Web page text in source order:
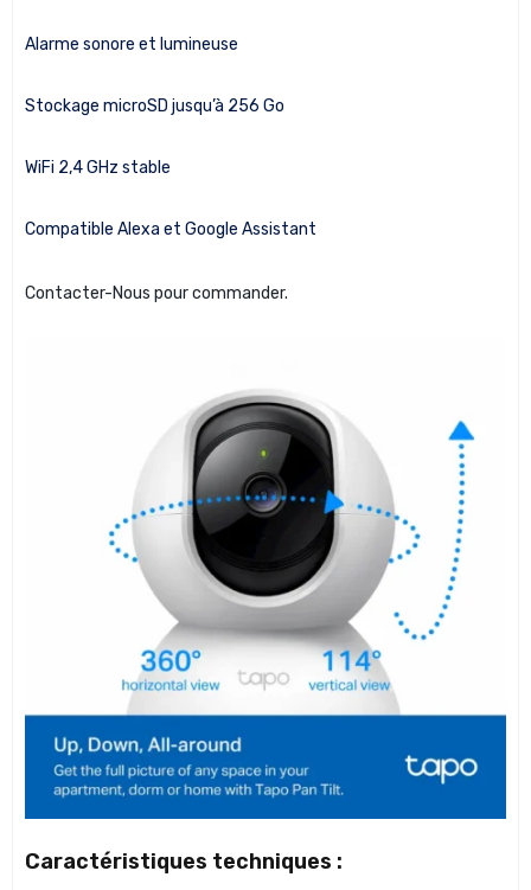
Alarme sonore et lumineuse
Stockage microSD jusqu’à 256 Go
WiFi 2,4 GHz stable
Compatible Alexa et Google Assistant
Contacter-Nous pour commander.
Caractéristiques techniques :